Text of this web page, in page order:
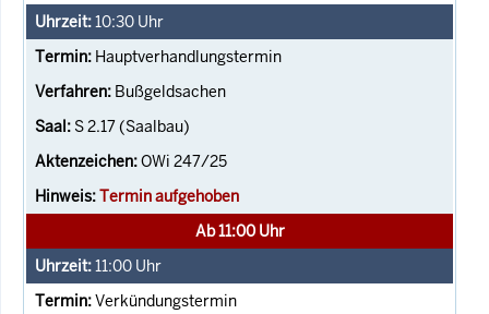
10:30 Uhr
Hauptverhandlungstermin
Bußgeldsachen
S 2.17 (Saalbau)
OWi 247/25
Termin aufgehoben
Ab 11:00 Uhr
11:00 Uhr
Verkündungstermin